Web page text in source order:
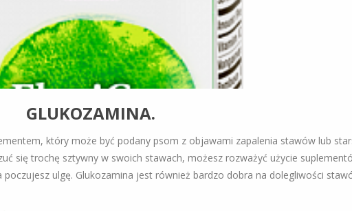
GLUKOZAMINA.
który może być podany psom z objawami zapalenia stawów lub
się trochę sztywny w swoich stawach, możesz rozważyć użycie
ulgę. Glukozamina jest również bardzo dobra na dolegliwości